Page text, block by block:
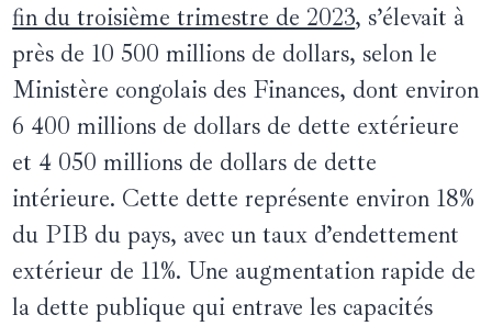
fin du troisième trimestre de 2023, s’élevait à
près de 10 500 millions de dollars, selon le
Ministère congolais des Finances, dont environ
6 400 millions de dollars de dette extérieure
et 4 050 millions de dollars de dette
intérieure. Cette dette représente environ 18%
du PIB du pays, avec un taux d’endettement
extérieur de 11%. Une augmentation rapide de
la dette publique qui entrave les capacités